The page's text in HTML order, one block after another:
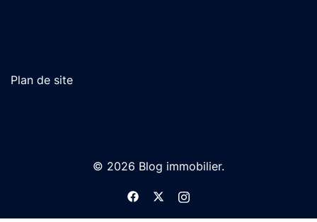
Plan de site
© 2026 Blog immobilier.